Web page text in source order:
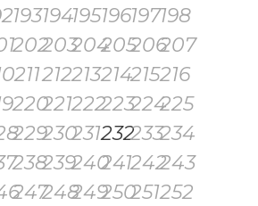
193194195196197198
202203204205206207
211212213214215216
220221222223224225
229230231232233234
238239240241242243
247248249250251252